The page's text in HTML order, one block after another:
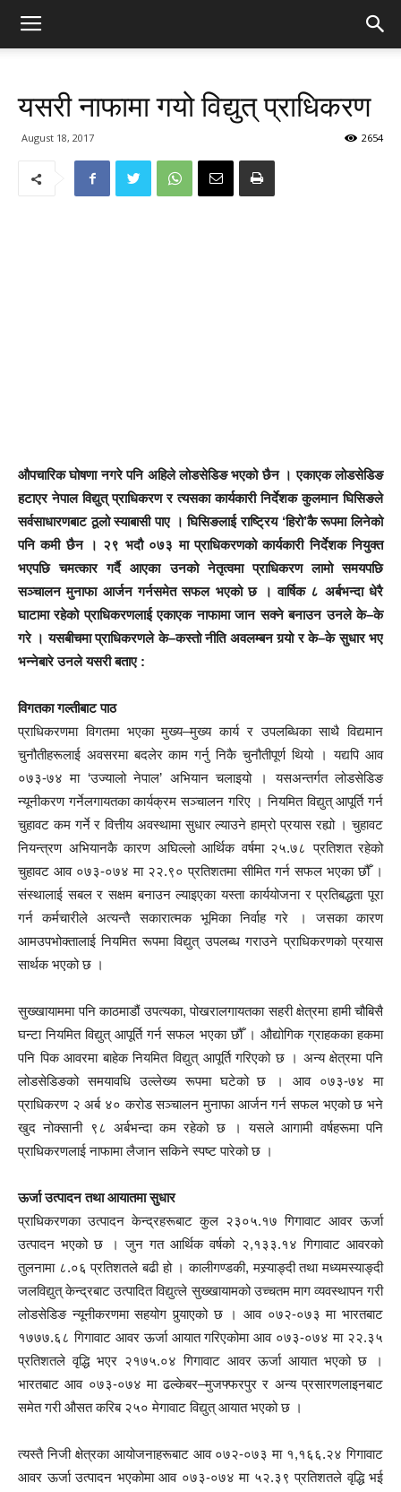
यसरी नाफामा गयो विद्युत् प्राधिकरण
August 18, 2017 2654
औपचारिक घोषणा नगरे पनि अहिले लोडसेडिङ भएको छैन । एकाएक लोडसेडिङ
हटाएर नेपाल विद्युत् प्राधिकरण र त्यसका कार्यकारी निर्देशक कुलमान घिसिङले
सर्वसाधारणबाट ठूलो स्याबासी पाए । घिसिङलाई राष्ट्रिय ‘हिरो’कै रूपमा लिनेको
पनि कमी छैन । २९ भदौ ०७३ मा प्राधिकरणको कार्यकारी निर्देशक नियुक्त
भएपछि चमत्कार गर्दै आएका उनको नेतृत्वमा प्राधिकरण लामो समयपछि
सञ्चालन मुनाफा आर्जन गर्नसमेत सफल भएको छ । वार्षिक ८ अर्बभन्दा धेरै
घाटामा रहेको प्राधिकरणलाई एकाएक नाफामा जान सक्ने बनाउन उनले के–के
गरे । यसबीचमा प्राधिकरणले के–कस्तो नीति अवलम्बन गयो र के–के सुधार भए
भन्नेबारे उनले यसरी बताए :
विगतका गल्तीबाट पाठ
प्राधिकरणमा विगतमा भएका मुख्य–मुख्य कार्य र उपलब्धिका साथै विद्यमान
चुनौतीहरूलाई अवसरमा बदलेर काम गर्नु निकै चुनौतीपूर्ण थियो । यद्यपि आव
०७३-७४ मा ‘उज्यालो नेपाल’ अभियान चलाइयो । यसअन्तर्गत लोडसेडिङ
न्यूनीकरण गर्नेलगायतका कार्यक्रम सञ्चालन गरिए । नियमित विद्युत् आपूर्ति गर्न
चुहावट कम गर्ने र वित्तीय अवस्थामा सुधार ल्याउने हाम्रो प्रयास रह्यो । चुहावट
नियन्त्रण अभियानकै कारण अघिल्लो आर्थिक वर्षमा २५.७८ प्रतिशत रहेको
चुहावट आव ०७३-०७४ मा २२.९० प्रतिशतमा सीमित गर्न सफल भएका छौँ ।
संस्थालाई सबल र सक्षम बनाउन ल्याइएका यस्ता कार्ययोजना र प्रतिबद्धता पूरा
गर्न कर्मचारीले अत्यन्तै सकारात्मक भूमिका निर्वाह गरे । जसका कारण
आमउपभोक्तालाई नियमित रूपमा विद्युत् उपलब्ध गराउने प्राधिकरणको प्रयास
सार्थक भएको छ ।
सुख्खायाममा पनि काठमाडौं उपत्यका, पोखरालगायतका सहरी क्षेत्रमा हामी चौबिसै
घन्टा नियमित विद्युत् आपूर्ति गर्न सफल भएका छौँ । औद्योगिक ग्राहकका हकमा
पनि पिक आवरमा बाहेक नियमित विद्युत् आपूर्ति गरिएको छ । अन्य क्षेत्रमा पनि
लोडसेडिङको समयावधि उल्लेख्य रूपमा घटेको छ । आव ०७३-७४ मा
प्राधिकरण २ अर्ब ४० करोड सञ्चालन मुनाफा आर्जन गर्न सफल भएको छ भने
खुद नोक्सानी ९८ अर्बभन्दा कम रहेको छ । यसले आगामी वर्षहरूमा पनि
प्राधिकरणलाई नाफामा लैजान सकिने स्पष्ट पारेको छ ।
ऊर्जा उत्पादन तथा आयातमा सुधार
प्राधिकरणका उत्पादन केन्द्रहरूबाट कुल २३०५.१७ गिगावाट आवर ऊर्जा
उत्पादन भएको छ । जुन गत आर्थिक वर्षको २,१३३.१४ गिगावाट आवरको
तुलनामा ८.०६ प्रतिशतले बढी हो । कालीगण्डकी, मस्र्याङ्दी तथा मध्यमस्याङ्दी
जलविद्युत् केन्द्रबाट उत्पादित विद्युत्ले सुख्खायामको उच्चतम माग व्यवस्थापन गरी
लोडसेडिङ न्यूनीकरणमा सहयोग पुयाएको छ । आव ०७२-०७३ मा भारतबाट
१७७७.६८ गिगावाट आवर ऊर्जा आयात गरिएकोमा आव ०७३-०७४ मा २२.३५
प्रतिशतले वृद्धि भएर २१७५.०४ गिगावाट आवर ऊर्जा आयात भएको छ ।
भारतबाट आव ०७३-०७४ मा ढल्केबर–मुजफ्फरपुर र अन्य प्रसारणलाइनबाट
समेत गरी औसत करिब २५० मेगावाट विद्युत् आयात भएको छ ।
त्यस्तै निजी क्षेत्रका आयोजनाहरूबाट आव ०७२-०७३ मा १,१६६.२४ गिगावाट
आवर ऊर्जा उत्पादन भएकोमा आव ०७३-०७४ मा ५२.३९ प्रतिशतले वृद्धि भई